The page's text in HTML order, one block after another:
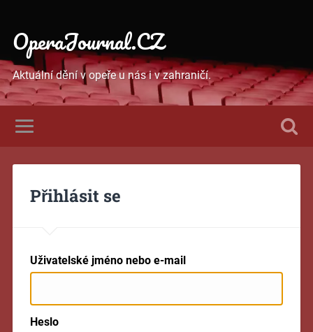
OperaJournal.CZ
Aktuální dění v opeře u nás i v zahraničí.
Přihlásit se
Uživatelské jméno nebo e-mail
Heslo